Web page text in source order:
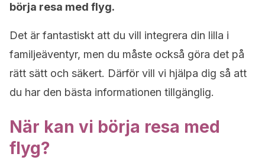
börja resa med flyg.
Det är fantastiskt att du vill integrera din lilla i
familjeäventyr, men du måste också göra det på
rätt sätt och säkert. Därför vill vi hjälpa dig så att
du har den bästa informationen tillgänglig.
När kan vi börja resa med
flyg?